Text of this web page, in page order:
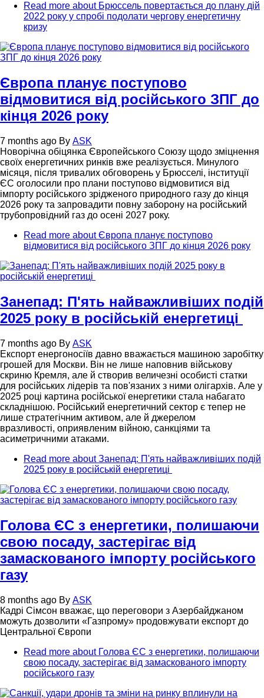
Read more about Брюссель повертається до плану дій
2022 року у спробі подолати чергову енергетичну
кризу
Європа планує поступово
відмовитися від російського ЗПГ до
кінця 2026 року
7 months ago By ASK
Новорічна обіцянка Європейського Союзу щодо зміцнення
своїх енергетичних ринків вже реалізується. Минулого
місяця, після тривалих обговорень у Брюсселі, інституції
ЄС оголосили про плани поступово відмовитися від
імпорту російського зрідженого природного газу до кінця
2026 року та запровадити повну заборону на російський
трубопровідний газ до осені 2027 року.
Read more about Європа планує поступово
відмовитися від російського ЗПГ до кінця 2026 року
Занепад: П'ять найважливіших подій
2025 року в російській енергетиці
7 months ago By ASK
Експорт енергоносіїв давно вважається машиною заробітку
грошей для Москви. Він не лише наповнив військову
скриню Кремля, але й створив величезні особисті статки
для російських лідерів та пов'язаних з ними олігархів. Але у
2025 році картина російської енергетики стала набагато
складнішою. Російський енергетичний сектор є тепер не
лише стратегічним активом, але й джерелом
вразливості, оприявленим війною, санкціями та
асиметричними атаками.
Read more about Занепад: П'ять найважливіших подій
2025 року в російській енергетиці
Голова ЄС з енергетики, полишаючи
свою посаду, застерігає від
замаскованого імпорту російського
газу
8 months ago By ASK
Кадрі Сімсон вважає, що переговори з Азербайджаном
можуть дозволити «Газпрому» продовжувати експорт до
Центральної Європи
Read more about Голова ЄС з енергетики, полишаючи
свою посаду, застерігає від замаскованого імпорту
російського газу